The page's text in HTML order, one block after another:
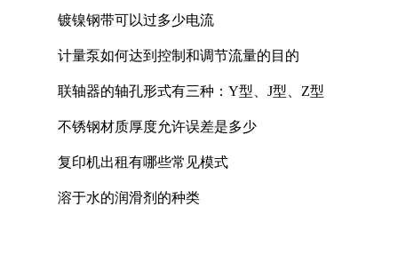
镀镍钢带可以过多少电流
计量泵如何达到控制和调节流量的目的
联轴器的轴孔形式有三种：Y型、J型、Z型
不锈钢材质厚度允许误差是多少
复印机出租有哪些常见模式
溶于水的润滑剂的种类